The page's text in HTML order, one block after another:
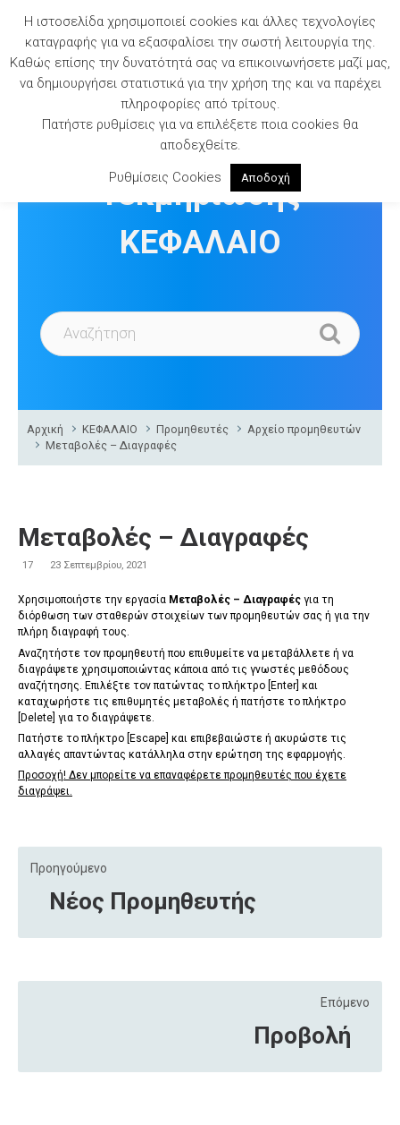
content
Βιβλιοθήκη
Τεκμηρίωσης
ΚΕΦΑΛΑΙΟ
Αρχική ΚΕΦΑΛΑΙΟ Προμηθευτές
Αρχείο προμηθευτών
Μεταβολές – Διαγραφές
Μεταβολές – Διαγραφές
17 23 Σεπτεμβρίου, 2021
Χρησιμοποιήστε την εργασία Μεταβολές – Διαγραφές για τη
διόρθωση των σταθερών στοιχείων των προμηθευτών σας ή για την
πλήρη διαγραφή τους.
Αναζητήστε τον προμηθευτή που επιθυμείτε να μεταβάλλετε ή να
διαγράψετε χρησιμοποιώντας κάποια από τις γνωστές μεθόδους
αναζήτησης. Επιλέξτε τον πατώντας το πλήκτρο [ Enter ] και
καταχωρήστε τις επιθυμητές μεταβολές ή πατήστε το πλήκτρο
Delete ] για το διαγράψετε.
Πατήστε το πλήκτρο [ Escape ] και επιβεβαιώστε ή ακυρώστε τις
αλλαγές απαντώντας κατάλληλα στην ερώτηση της εφαρμογής.
Προσοχή! Δεν μπορείτε να επαναφέρετε προμηθευτές που έχετε
διαγράψει.
Προηγούμενο
Νέος Προμηθευτής
Επόμενο
Προβολή
Η ιστοσελίδα χρησιμοποιεί cookies και άλλες τεχνολογίες
καταγραφής για να εξασφαλίσει την σωστή λειτουργία της.
Καθώς επίσης την δυνατότητά σας να επικοινωνήσετε μαζί μας,
να δημιουργήσει στατιστικά για την χρήση της και να παρέχει
πληροφορίες από τρίτους.
Πατήστε ρυθμίσεις για να επιλέξετε ποια cookies θα
αποδεχθείτε.
Ρυθμίσεις Cookies
Αποδοχή